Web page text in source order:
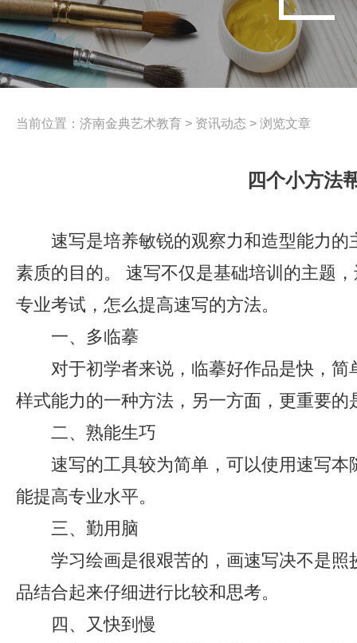
当前位置： 济南金典艺术教育> 资讯动态 > 浏览文章
四个小方法
速写是培养敏锐的观察力和造型能力
素质的目的。 速写不仅是基础培训的主题
专业考试，怎么提高速写的方法。
一、多临摹
对于初学者来说，临摹好作品是快，
样式能力的一种方法，另一方面，更重要
二、熟能生巧
速写的工具较为简单，可以使用速写
能提高专业水平。
三、勤用脑
学习绘画是很艰苦的，画速写决不是
品结合起来仔细进行比较和思考。
四、又快到慢